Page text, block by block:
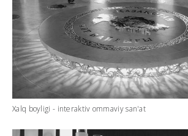
Xalq boyligi - interaktiv ommaviy san'at